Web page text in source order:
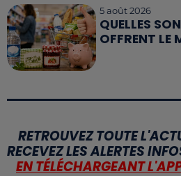
5 août 2026
QUELLES
OFFRENT LE
RETROUVEZ TOUTE
RECEVEZ LES ALERTES
EN TÉLÉCHARGEANT